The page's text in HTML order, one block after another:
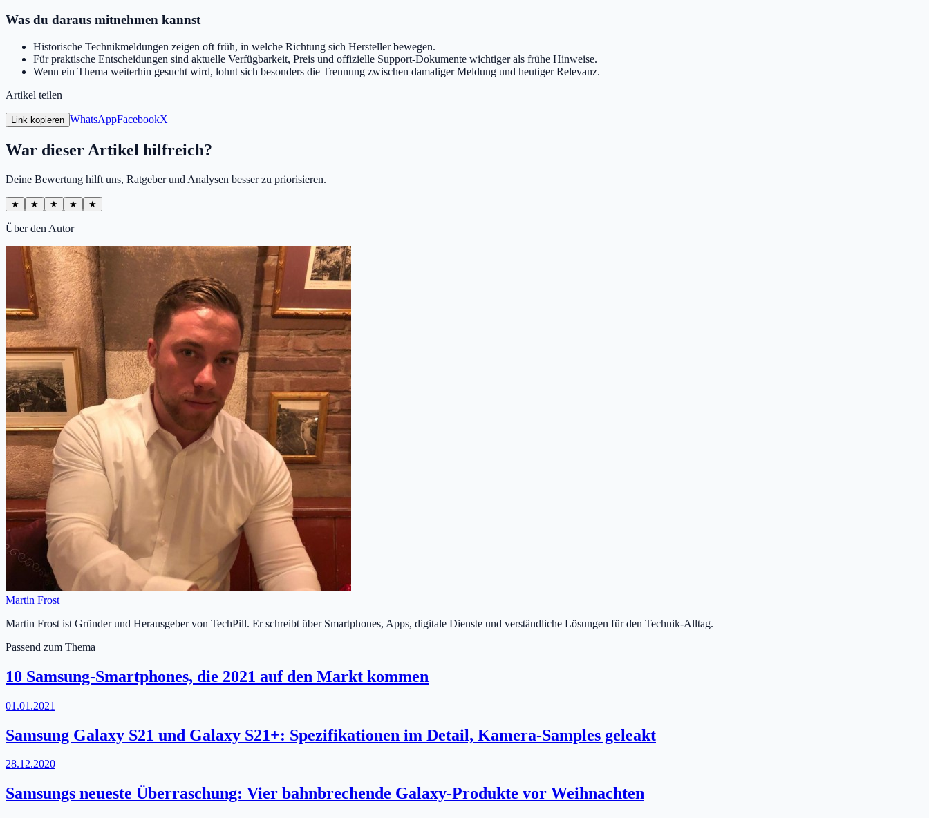
Was du daraus mitnehmen kannst
Historische Technikmeldungen zeigen oft früh, in welche Richtung sich Hersteller bewegen.
Für praktische Entscheidungen sind aktuelle Verfügbarkeit, Preis und offizielle Support-Dokumente wichtiger als frühe Hinweise.
Wenn ein Thema weiterhin gesucht wird, lohnt sich besonders die Trennung zwischen damaliger Meldung und heutiger Relevanz.
Artikel teilen
Link kopieren WhatsAppFacebookX
War dieser Artikel hilfreich?
Deine Bewertung hilft uns, Ratgeber und Analysen besser zu priorisieren.
★ ★ ★ ★ ★
Über den Autor
Martin Frost
Martin Frost ist Gründer und Herausgeber von TechPill. Er schreibt über Smartphones, Apps, digitale Dienste und verständliche Lösungen für den Technik-Alltag.
Passend zum Thema
10 Samsung-Smartphones, die 2021 auf den Markt kommen
01.01.2021
Samsung Galaxy S21 und Galaxy S21+: Spezifikationen im Detail, Kamera-Samples geleakt
28.12.2020
Samsungs neueste Überraschung: Vier bahnbrechende Galaxy-Produkte vor Weihnachten